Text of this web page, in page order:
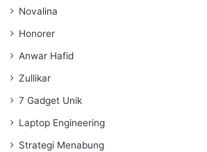
Novalina
Honorer
Anwar Hafid
Zullikar
7 Gadget Unik
Laptop Engineering
Strategi Menabung